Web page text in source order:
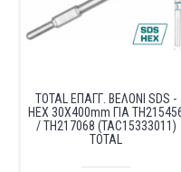
TOTAL ΕΠΑΓΓ. ΒΕΛΟΝΙ SDS -
HEX 30X400mm ΓΙΑ
/ TH217068 (TAC15333011)
TOTAL